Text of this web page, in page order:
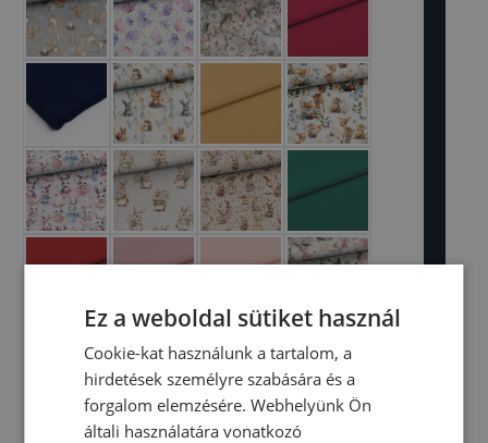
Ez a weboldal sütiket használ
Cookie-kat használunk a tartalom, a
hirdetések személyre szabására és a
forgalom elemzésére. Webhelyünk Ön
általi használatára vonatkozó